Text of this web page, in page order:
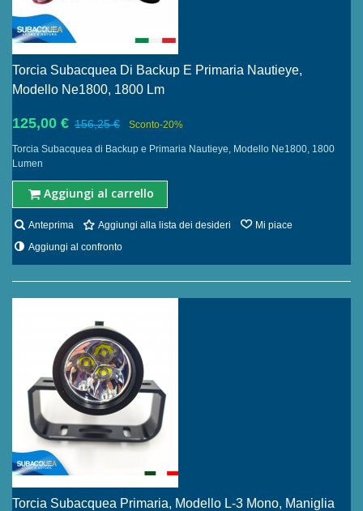
Torcia Subacquea Di Backup E Primaria Nautieye,
Modello Ne1800, 1800 Lm
125,00 € 156,25 € Sconto-20%
Torcia Subacquea di Backup e Primaria Nautieye, Modello Ne1800, 1800
Lumen
Aggiungi al carrello
Anteprima Aggiungi alla lista dei desideri
Mi piace
Aggiungi al confronto
Torcia Subacquea Primaria, Modello L-3 Mono, Maniglia